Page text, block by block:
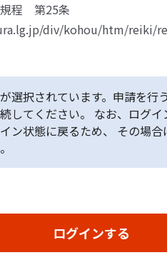
規程 第25条
div/kohou/htm/reiki/
選択されています。申請を行
してください。 なお、ログ
ン状態に戻るため、 その場